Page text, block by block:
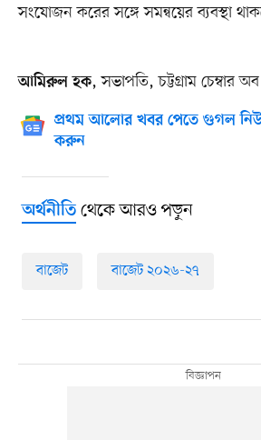
সংযোজন করের সঙ্গে সমন্বয়ের ব্যবস্থা
আমিরুল হক, সভাপতি, চট্টগ্রাম চেম্বার অব
প্রথম আলোর খবর পেতে গুগল
করুন
অর্থনীতিথেকে আরও পড়ুন
বাজেট বাজেট ২০২৬-২৭